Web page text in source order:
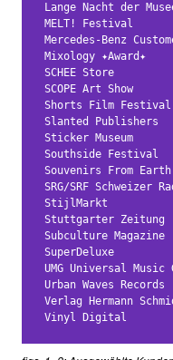
Lange Nacht der
MELT! Festival
Mercedes-Benz
Mixology ✦Award✦
SCHEE Store
SCOPE Art Show
Shorts Film Festival
Slanted Publishers
Sticker Museum
Southside Festival
Souvenirs From Earth
SRG/SRF Schweizer
StijlMarkt
Stuttgarter Zeitung
Subculture Magazine
SuperDeluxe
UMG Universal Music
Urban Waves Records
Verlag Hermann
Vinyl Digital